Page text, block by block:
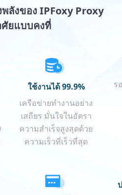
ลังของ IPFoxy Proxy
ยแบบคงที่
ใช้งานได้ 99.9%
เครือข่ายทำงานอย่าง
เสถียร มั่นใจในอัตรา
ความสำเร็จสูงสุดด้วย
ความเร็วที่เร็วที่สุด
ร